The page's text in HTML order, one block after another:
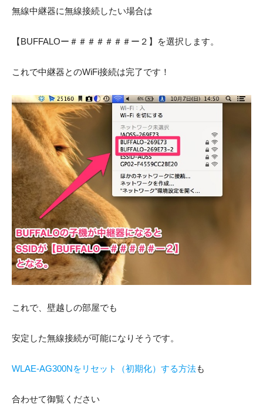
無線中継器に無線接続したい場合は
【BUFFALOー＃＃＃＃＃＃＃ー２】を選択します。
これで中継器とのWiFi接続は完了です！
これで、壁越しの部屋でも
安定した無線接続が可能になりそうです。
WLAE-AG300Nをリセット（初期化）する方法も
合わせて御覧ください